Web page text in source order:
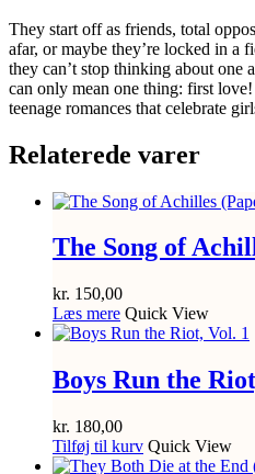
They start off as friends, total
afar, or maybe they’re locked in a
they can’t stop thinking about one
can only mean one thing: first
teenage romances that celebrate
Relaterede varer
The Song of
kr. 150,00
Læs mere Quick View
Boys Run the
kr. 180,00
Tilføj til kurv Quick View